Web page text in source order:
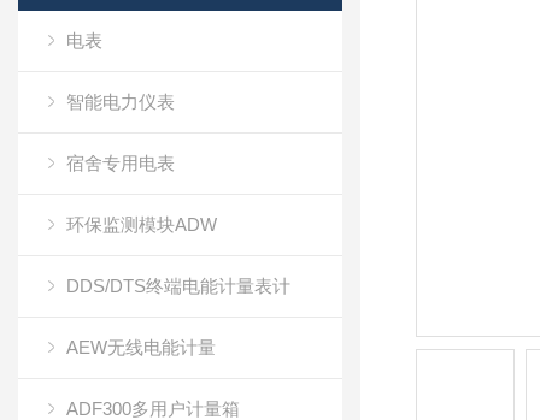
电表
智能电力仪表
宿舍专用电表
环保监测模块ADW
DDS/DTS终端电能计量表计
AEW无线电能计量
ADF300多用户计量箱